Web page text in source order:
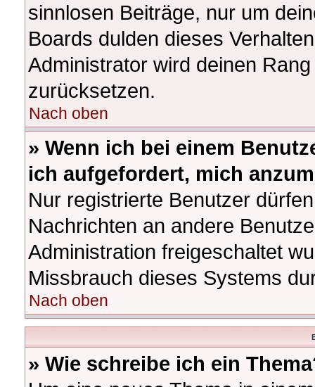
sinnlosen Beiträge, nur um
Boards dulden dieses
Administrator wird deinen
zurücksetzen.
Nach oben
» Wenn ich bei einem
ich aufgefordert, mich
Nur registrierte Benutzer
Nachrichten an andere
Administration freigeschaltet
Missbrauch dieses Systems
Nach oben
» Wie schreibe ich ein